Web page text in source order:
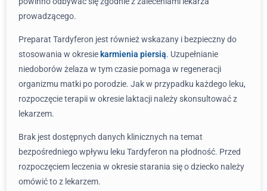
prowadzącego.
Preparat Tardyferon jest również wskazany i bezpieczny do
stosowania w okresie karmienia piersią. Uzupełnianie
niedoborów żelaza w tym czasie pomaga w regeneracji
organizmu matki po porodzie. Jak w przypadku każdego leku,
rozpoczęcie terapii w okresie laktacji należy skonsultować z
lekarzem.
Brak jest dostępnych danych klinicznych na temat
bezpośredniego wpływu leku Tardyferon na płodność. Przed
rozpoczęciem leczenia w okresie starania się o dziecko należy
omówić to z lekarzem.